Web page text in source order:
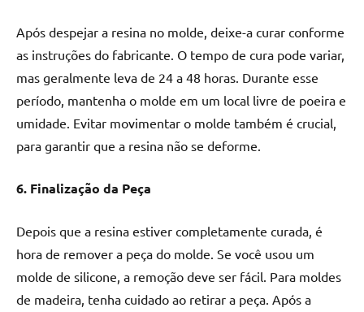
Após despejar a resina no molde, deixe-a curar conforme
as instruções do fabricante. O tempo de cura pode variar,
mas geralmente leva de 24 a 48 horas. Durante esse
período, mantenha o molde em um local livre de poeira e
umidade. Evitar movimentar o molde também é crucial,
para garantir que a resina não se deforme.
6. Finalização da Peça
Depois que a resina estiver completamente curada, é
hora de remover a peça do molde. Se você usou um
molde de silicone, a remoção deve ser fácil. Para moldes
de madeira, tenha cuidado ao retirar a peça. Após a